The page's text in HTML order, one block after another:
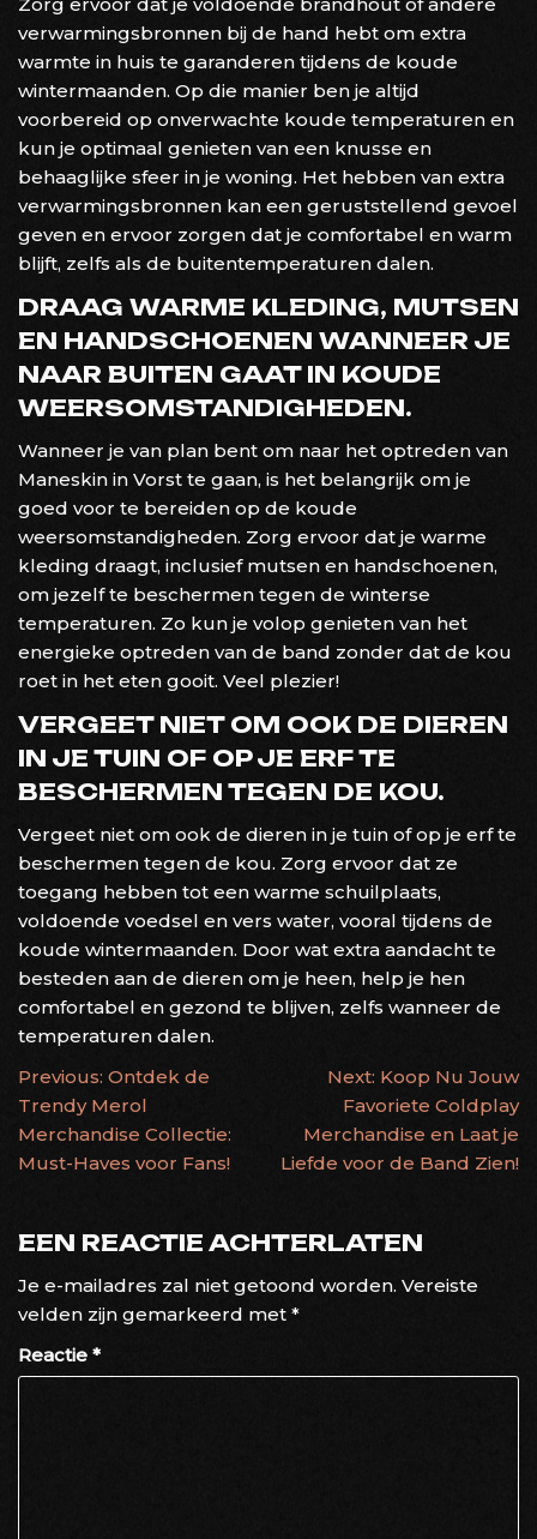
verwarmingsbronnen bij de hand hebt om extra
warmte in huis te garanderen tijdens de koude
wintermaanden. Op die manier ben je altijd
voorbereid op onverwachte koude temperaturen en
kun je optimaal genieten van een knusse en
behaaglijke sfeer in je woning. Het hebben van extra
verwarmingsbronnen kan een geruststellend gevoel
geven en ervoor zorgen dat je comfortabel en warm
blijft, zelfs als de buitentemperaturen dalen.
DRAAG WARME KLEDING, MUTSEN
EN HANDSCHOENEN WANNEER JE
NAAR BUITEN GAAT IN KOUDE
WEERSOMSTANDIGHEDEN.
Wanneer je van plan bent om naar het optreden van
Maneskin in Vorst te gaan, is het belangrijk om je
goed voor te bereiden op de koude
weersomstandigheden. Zorg ervoor dat je warme
kleding draagt, inclusief mutsen en handschoenen,
om jezelf te beschermen tegen de winterse
temperaturen. Zo kun je volop genieten van het
energieke optreden van de band zonder dat de kou
roet in het eten gooit. Veel plezier!
VERGEET NIET OM OOK DE DIEREN
IN JE TUIN OF OP JE ERF TE
BESCHERMEN TEGEN DE KOU.
Vergeet niet om ook de dieren in je tuin of op je erf te
beschermen tegen de kou. Zorg ervoor dat ze
toegang hebben tot een warme schuilplaats,
voldoende voedsel en vers water, vooral tijdens de
koude wintermaanden. Door wat extra aandacht te
besteden aan de dieren om je heen, help je hen
comfortabel en gezond te blijven, zelfs wanneer de
temperaturen dalen.
BERICHTNAVIGATIE
Previous: Ontdek de
Trendy Merol
Merchandise Collectie:
Must-Haves voor Fans!
Next: Koop Nu Jouw
Favoriete Coldplay
Merchandise en Laat je
Liefde voor de Band Zien!
EEN REACTIE ACHTERLATEN
Je e-mailadres zal niet getoond worden. Vereiste
velden zijn gemarkeerd met *
Reactie *